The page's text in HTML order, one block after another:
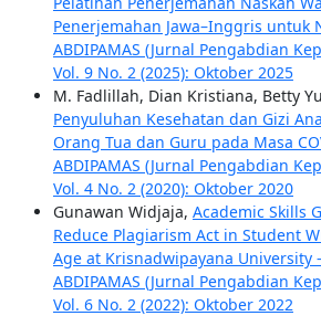
Penerjemahan Jawa–Inggris untuk
ABDIPAMAS (Jurnal Pengabdian
Vol. 9 No. 2 (2025): Oktober 2025
M. Fadlillah, Dian Kristiana, Betty
Penyuluhan Kesehatan dan Gizi
Orang Tua dan Guru pada Masa
ABDIPAMAS (Jurnal Pengabdian
Vol. 4 No. 2 (2020): Oktober 2020
Gunawan Widjaja, Academic Skills
Reduce Plagiarism Act in Student
Age at Krisnadwipayana University
ABDIPAMAS (Jurnal Pengabdian
Vol. 6 No. 2 (2022): Oktober 2022